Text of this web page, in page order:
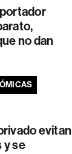
no dan
evitan
y se